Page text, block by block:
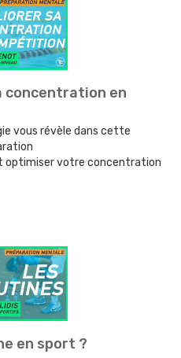
concentration en
vous révèle dans cette
optimiser votre concentration
en sport ?